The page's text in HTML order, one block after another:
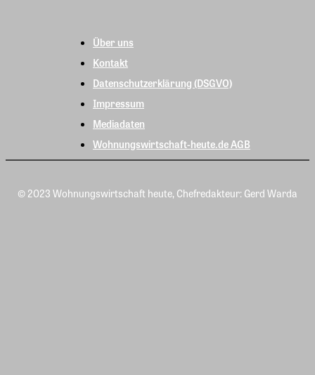
Über uns
Kontakt
Datenschutzerklärung (DSGVO)
Impressum
Mediadaten
Wohnungswirtschaft-heute.de AGB
© 2023 Wohnungswirtschaft heute, Chefredakteur: Gerd Warda